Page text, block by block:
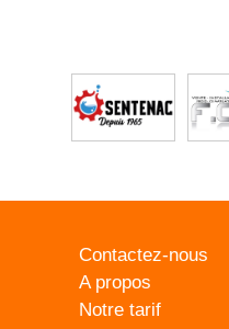
Contactez-nous
A propos
Notre tarif